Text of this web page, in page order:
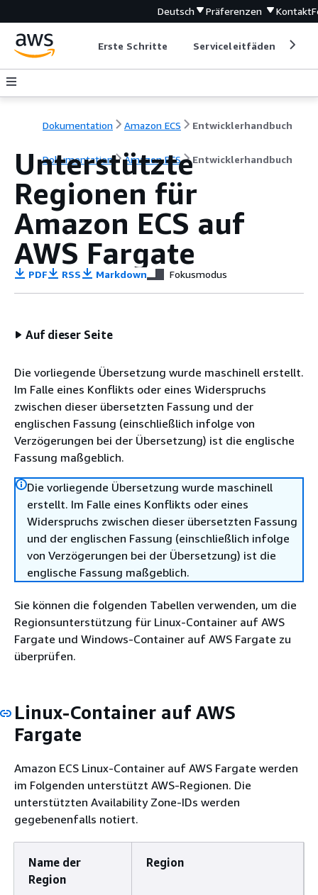
Deutsch Präferenzen Kontakt
Erste Schritte Serviceleitfäden
Dokumentation Amazon ECS Entwicklerhandbuch
Dokumentation Amazon ECS Entwicklerhandbuch
Unterstützte
Regionen für
Amazon ECS auf
AWS Fargate
PDF RSS Markdown Fokusmodus
Auf dieser Seite
Die vorliegende Übersetzung wurde maschinell erstellt.
Im Falle eines Konflikts oder eines Widerspruchs
zwischen dieser übersetzten Fassung und der
englischen Fassung (einschließlich infolge von
Verzögerungen bei der Übersetzung) ist die englische
Fassung maßgeblich.
Die vorliegende Übersetzung wurde maschinell
erstellt. Im Falle eines Konflikts oder eines
Widerspruchs zwischen dieser übersetzten Fassung
und der englischen Fassung (einschließlich infolge
von Verzögerungen bei der Übersetzung) ist die
englische Fassung maßgeblich.
Sie können die folgenden Tabellen verwenden, um die
Regionsunterstützung für Linux-Container auf AWS
Fargate und Windows-Container auf AWS Fargate zu
überprüfen.
Linux-Container auf AWS
Fargate
Amazon ECS Linux-Container auf AWS Fargate werden
im Folgenden unterstützt AWS-Regionen. Die
unterstützten Availability Zone-IDs werden
gegebenenfalls notiert.
Name der
Region
Region